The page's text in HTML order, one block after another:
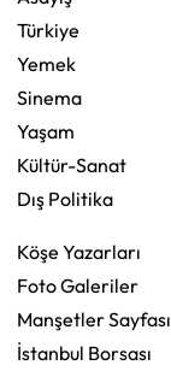
Türkiye
Yemek
Sinema
Yaşam
Kültür-Sanat
Dış Politika
Köşe Yazarları
Foto Galeriler
Manşetler Sayfası
İstanbul Borsası